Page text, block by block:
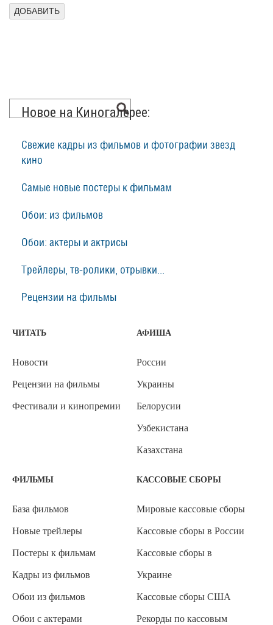
Новое на Киногалерее:
Свежие кадры из фильмов и фотографии звезд
кино
Самые новые постеры к фильмам
Обои: из фильмов
Обои: актеры и актрисы
Трейлеры, тв-ролики, отрывки...
Рецензии на фильмы
ЧИТАТЬ
Новости
Рецензии на фильмы
Фестивали и кинопремии
АФИША
России
Украины
Белорусии
Узбекистана
Казахстана
ФИЛЬМЫ
База фильмов
Новые трейлеры
Постеры к фильмам
Кадры из фильмов
Обои из фильмов
Обои с актерами
КАССОВЫЕ СБОРЫ
Мировые кассовые сборы
Кассовые сборы в России
Кассовые сборы в
Украине
Кассовые сборы США
Рекорды по кассовым